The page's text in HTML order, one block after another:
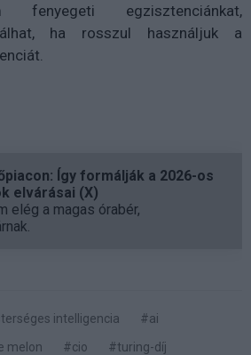
fenyegeti egzisztenciánkat,
ha rosszul használjuk a
Így formálják a 2026-os
elvárásai (X)
elég a magas órabér,
intelligencia
#ai
melon #cio
#turing-díj